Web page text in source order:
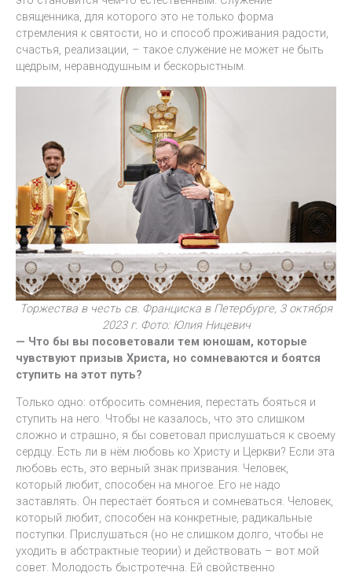
священника, для которого это не только форма
стремления к святости, но и способ проживания радости,
счастья, реализации, – такое служение не может не быть
щедрым, неравнодушным и бескорыстным.
Торжества в честь св. Франциска в Петербурге, 3 октября
2023 г. Фото: Юлия Ницевич
— Что бы вы посоветовали тем юношам, которые
чувствуют призыв Христа, но сомневаются и боятся
ступить на этот путь?
Только одно: отбросить сомнения, перестать бояться и
ступить на него. Чтобы не казалось, что это слишком
сложно и страшно, я бы советовал прислушаться к своему
сердцу. Есть ли в нём любовь ко Христу и Церкви? Если эта
любовь есть, это верный знак призвания. Человек,
который любит, способен на многое. Его не надо
заставлять. Он перестаёт бояться и сомневаться. Человек,
который любит, способен на конкретные, радикальные
поступки. Прислушаться (но не слишком долго, чтобы не
уходить в абстрактные теории) и действовать – вот мой
совет. Молодость быстротечна. Ей свойственно